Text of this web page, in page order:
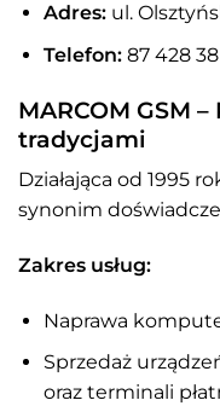
Adres:ul.
Telefon:87 428
MARCOM GSM
tradycjami
Działająca od 1995
synonim
Zakres usług:
Naprawa
Sprzedaż
oraz terminali